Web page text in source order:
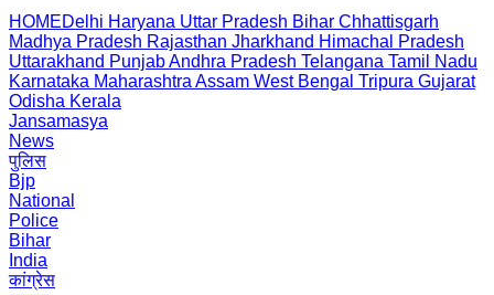
HOMEDelhi Haryana Uttar Pradesh Bihar Chhattisgarh
Madhya Pradesh Rajasthan Jharkhand Himachal Pradesh
Uttarakhand PunjabAndhra Pradesh Telangana Tamil Nadu
Karnataka Maharashtra Assam West Bengal Tripura Gujarat
Odisha Kerala
Jansamasya
News
पुलिस
Bjp
National
Police
Bihar
India
कांग्रेस